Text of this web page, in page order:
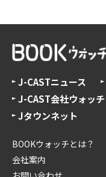
J-CASTニュース
J-CAST会社ウォッチ
Jタウンネット
BOOKウォッチとは？
会社案内